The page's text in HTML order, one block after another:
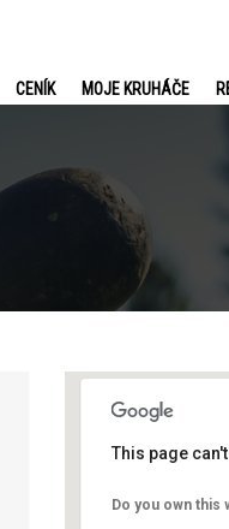
CENÍK MOJE KRUHÁČE
Ústí
This page
Do you own this